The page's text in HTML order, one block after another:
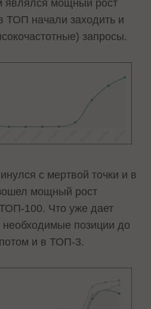
являлся мощный рост
ТОП начали заходить и
запросы.
с мертвой точки и в
мощный рост
100. Что уже дает
необходимые позиции до
и в ТОП-3.